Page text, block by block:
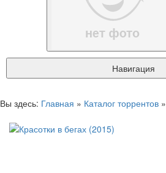
Навигация
Вы здесь: Главная » Каталог торрентов »